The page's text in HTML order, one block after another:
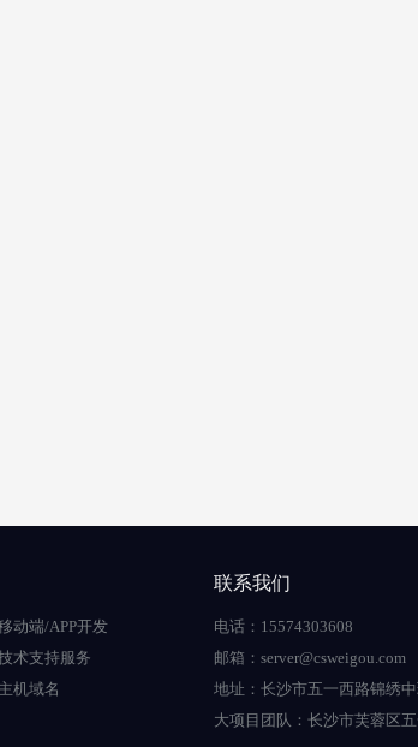
动端/APP开发
术支持服务
主机域名
联系我们
电话：15574303608
邮箱：server@csweigou.com
地址：长沙市五一西路锦绣
大项目团队：长沙市芙蓉区